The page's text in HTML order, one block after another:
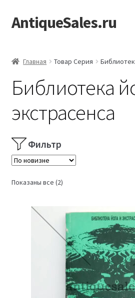
Перейти
к
Перейти
к
AntiqueSales.ru
Главная Товар Серия
Библиотека
экстрасенса
Фильтр
Показаны все (2)Сортировка: